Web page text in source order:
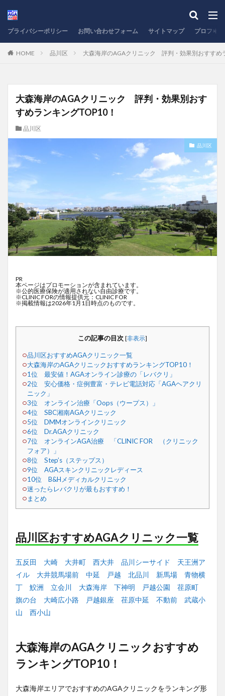
プライバシーポリシー お問い合わせフォーム サイトマップ プロフィ
HOME 品川区 大森海岸のAGAクリニック 評判・効果別おすすめ
大森海岸のAGAクリニック 評判・効果別おす
すめランキングTOP10！
品川区
品川区
PR
本ページはプロモーションが含まれています。
※公的医療保険が適用されない自由診療です。
※CLINIC FORの情報提供元：CLINIC FOR
※掲載情報は2026年1月1日時点のものです。
この記事の目次 [非表示]
品川区おすすめAGAクリニック一覧
大森海岸のAGAクリニックおすすめランキングTOP10！
1位 最安値！AGAオンライン診療の「レバクリ」
2位 安心価格・症例豊富・テレビ電話対応「AGAヘアクリ
ニック」
3位 オンライン治療「Oops（ウープス）」
4位 SBC湘南AGAクリニック
5位 DMMオンラインクリニック
6位 Dr.AGAクリニック
7位 オンラインAGA治療 「CLINIC FOR （クリニック
フォア）」
8位 Step’s（ステップス）
9位 AGAスキンクリニックレディース
10位 B&Hメディカルクリニック
迷ったらレバクリが最もおすすめ！
まとめ
品川区おすすめAGAクリニック一覧
五反田 大崎 大井町 西大井 品川シーサイド
天王洲ア
イル
大井競馬場前 中延 戸越 北品川 新馬場
青物横
丁
鮫洲 立会川 大森海岸 下神明 戸越公園
荏原町
旗の台
大崎広小路 戸越銀座 荏原中延 不動前
武蔵小
山
西小山
大森海岸のAGAクリニックおすすめ
ランキングTOP10！
大森海岸エリアでおすすめのAGAクリニックをランキング形